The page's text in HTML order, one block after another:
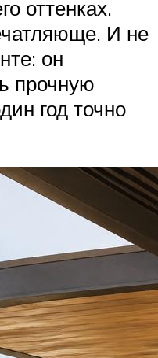
оттенках.
И не
он
прочную
год точно